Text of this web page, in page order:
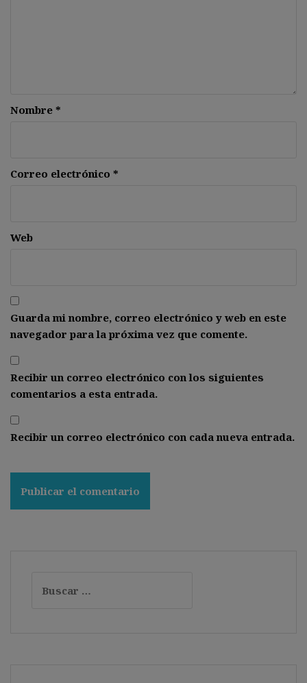
Nombre *
Correo electrónico *
Web
Guarda mi nombre, correo electrónico y web en este
navegador para la próxima vez que comente.
Recibir un correo electrónico con los siguientes
comentarios a esta entrada.
Recibir un correo electrónico con cada nueva entrada.